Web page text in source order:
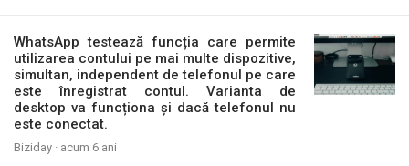
WhatsApp testează funcția care permite
utilizarea contului pe mai multe dispozitive,
simultan, independent de telefonul pe care
este înregistrat contul. Varianta de
desktop va funcționa și dacă telefonul nu
este conectat.
Biziday · acum 6 ani